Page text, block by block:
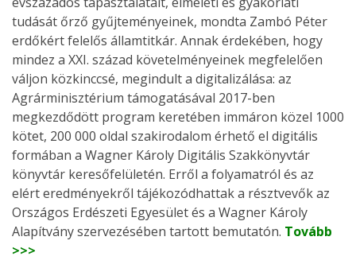
tudását őrző gyűjteményeinek, mondta Zambó Péter
erdőkért felelős államtitkár. Annak érdekében, hogy
mindez a XXI. század követelményeinek megfelelően
váljon közkinccsé, megindult a digitalizálása: az
Agrárminisztérium támogatásával 2017-ben
megkezdődött program keretében immáron közel 1000
kötet, 200 000 oldal szakirodalom érhető el digitális
formában a Wagner Károly Digitális Szakkönyvtár
könyvtár keresőfelületén. Erről a folyamatról és az
elért eredményekről tájékozódhattak a résztvevők az
Országos Erdészeti Egyesület és a Wagner Károly
Alapítvány szervezésében tartott bemutatón. Tovább
>>>